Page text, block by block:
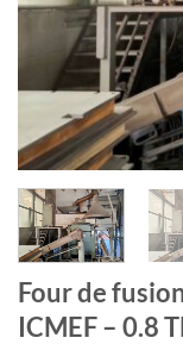
Four de
ICMEF – 0.8